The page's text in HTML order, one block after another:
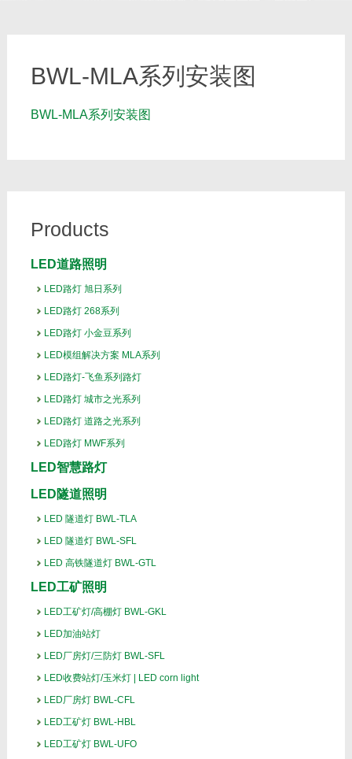
BWL-MLA系列安装图
BWL-MLA系列安装图
Products
LED道路照明
LED路灯 旭日系列
LED路灯 268系列
LED路灯 小金豆系列
LED模组解决方案 MLA系列
LED路灯-飞鱼系列路灯
LED路灯 城市之光系列
LED路灯 道路之光系列
LED路灯 MWF系列
LED智慧路灯
LED隧道照明
LED 隧道灯 BWL-TLA
LED 隧道灯 BWL-SFL
LED 高铁隧道灯 BWL-GTL
LED工矿照明
LED工矿灯/高棚灯 BWL-GKL
LED加油站灯
LED厂房灯/三防灯 BWL-SFL
LED收费站灯/玉米灯 | LED corn light
LED厂房灯 BWL-CFL
LED工矿灯 BWL-HBL
LED工矿灯 BWL-UFO